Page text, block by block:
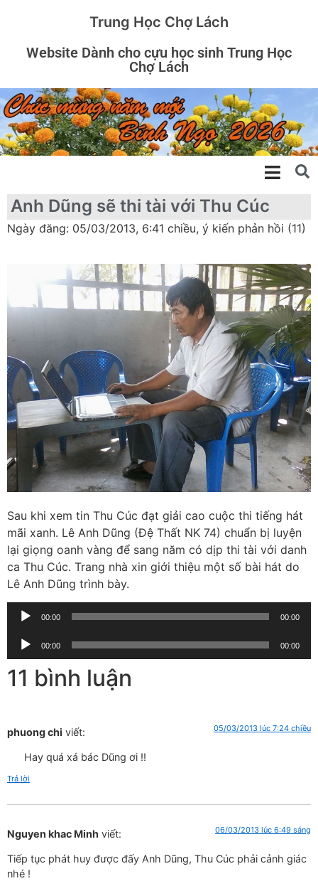
Trung Học Chợ Lách
Website Dành cho cựu học sinh Trung Học
Chợ Lách
Anh Dũng sẽ thi tài với Thu Cúc
Ngày đăng: 05/03/2013, 6:41 chiều, ý kiến phản hồi (11)
Sau khi xem tin Thu Cúc đạt giải cao cuộc thi tiếng hát
mãi xanh. Lê Anh Dũng (Đệ Thất NK 74) chuẩn bị luyện
lại giọng oanh vàng để sang năm có dịp thi tài với danh
ca Thu Cúc. Trang nhà xin giới thiệu một số bài hát do
Lê Anh Dũng trình bày.
Trình
âm
thanh
00:00 00:00
Trình
âm
thanh
00:00 00:00
11 bình luận
phuong chi viết: 05/03/2013 lúc 7:24 chiều
Hay quá xá bác Dũng ơi !!
Trả lời
Nguyen khac Minh viết: 06/03/2013 lúc 6:49 sáng
Tiếp tục phát huy được đấy Anh Dũng, Thu Cúc phải cảnh giác
nhé !